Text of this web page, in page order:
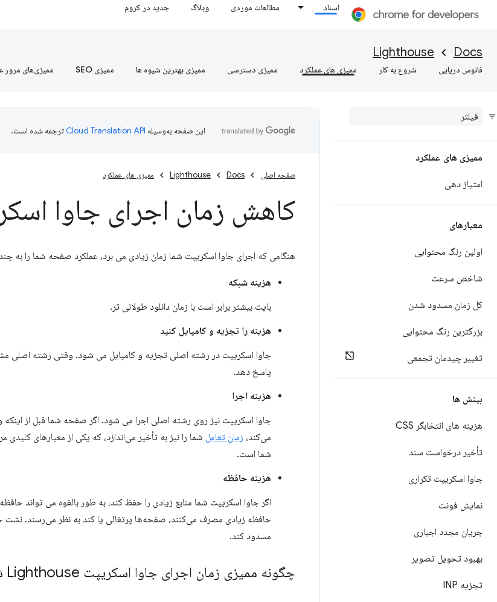
اسناد مطالعات موردی وبلاگ جدید در کروم
Docs
Lighthouse
فانوس دریایی شروع به کار ممیزی های عملکرد ممیزی دسترسی ممیزی بهترین شیوه ها ممیزی SEO ممیزی‌های مرور
ممیزی های عملکرد
امتیاز دهی
معیارهای
اولین رنگ محتوایی
شاخص سرعت
کل زمان مسدود شدن
بزرگترین رنگ محتوایی
تغییر چیدمان تجمعی
بینش ها
هزینه های انتخابگر CSS
تأخیر درخواست سند
جاوا اسکریپت تکراری
نمایش فونت
جریان مجدد اجباری
بهبود تحویل تصویر
تجزیه INP
این صفحه به‌وسیله ترجمه شده است.
صفحه اصلی Docs
Lighthouse ممیزی های عملکرد
کاهش زمان اجرای جاوا
هنگامی که اجرای جاوا اسکریپت شما زمان زیادی می برد، عملکرد صفحه شما را
هزینه شبکه
بایت بیشتر برابر است با زمان دانلود طولانی تر.
هزینه را تجزیه و کامپایل کنید
جاوا اسکریپت در رشته اصلی تجزیه و کامپایل می شود. وقتی رشته اصلی
پاسخ دهد.
هزینه اجرا
جاوا اسکریپت نیز روی رشته اصلی اجرا می شود. اگر صفحه شما قبل از اینکه
می‌کند، زمان تعامل شما را نیز به تأخیر می‌اندازد، که یکی از معیارهای
شما است.
هزینه حافظه
اگر جاوا اسکریپت شما منابع زیادی را حفظ کند، به طور بالقوه می تواند
حافظه زیادی مصرف می‌کنند، صفحه‌ها پرتغالی یا کند به نظر می‌رسند. نشت
مسدود کند.
چگونه ممیزی زمان اجرای جاوا اسکریپت Lighthouse شکست می خورد